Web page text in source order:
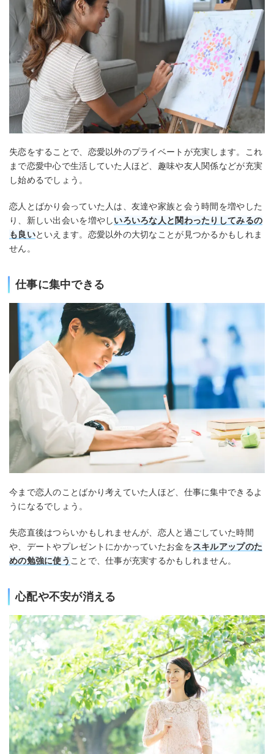
失恋をすることで、恋愛以外のプライベートが充実します。これ
まで恋愛中心で生活していた人ほど、趣味や友人関係などが充実
し始めるでしょう。
恋人とばかり会っていた人は、友達や家族と会う時間を増やした
り、新しい出会いを増やしいろいろな人と関わったりしてみるの
も良いといえます。恋愛以外の大切なことが見つかるかもしれま
せん。
仕事に集中できる
今まで恋人のことばかり考えていた人ほど、仕事に集中できるよ
うになるでしょう。
失恋直後はつらいかもしれませんが、恋人と過ごしていた時間
や、デートやプレゼントにかかっていたお金をスキルアップのた
めの勉強に使う ことで、仕事が充実するかもしれません。
心配や不安が消える